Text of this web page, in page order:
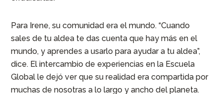
Para Irene, su comunidad era el mundo. “Cuando
sales de tu aldea te das cuenta que hay más en el
mundo, y aprendes a usarlo para ayudar a tu aldea”,
dice. El intercambio de experiencias en la Escuela
Global le dejó ver que su realidad era compartida por
muchas de nosotras a lo largo y ancho del planeta.